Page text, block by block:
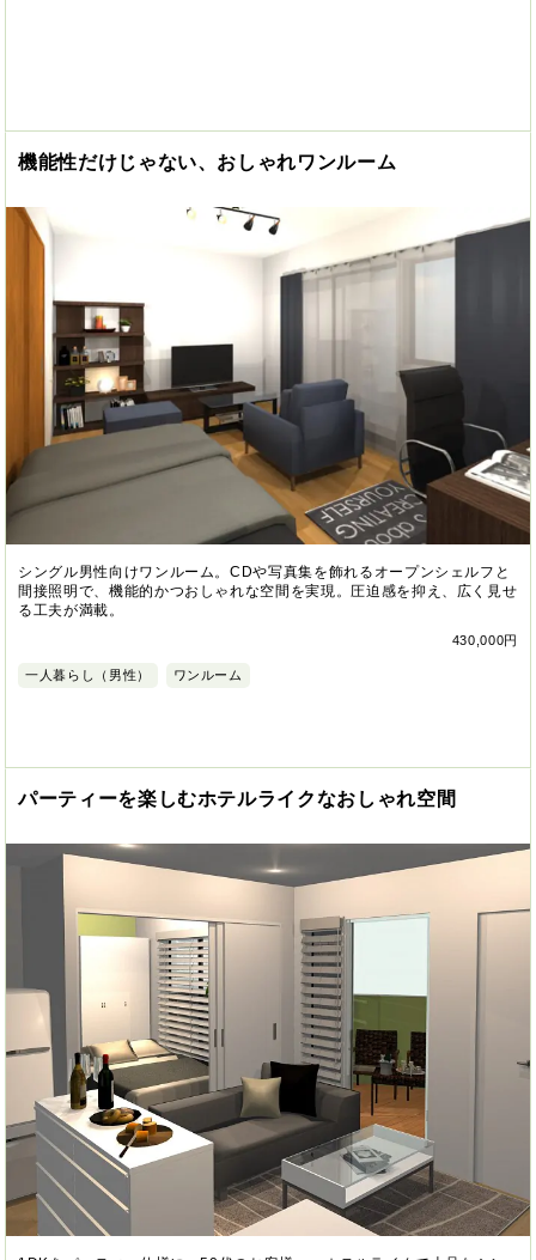
機能性だけじゃない、おしゃれワンルーム
シングル男性向けワンルーム。CDや写真集を飾れるオープンシェルフと
間接照明で、機能的かつおしゃれな空間を実現。圧迫感を抑え、広く見せ
る工夫が満載。
430,000円
一人暮らし（男性） ワンルーム
パーティーを楽しむホテルライクなおしゃれ空間